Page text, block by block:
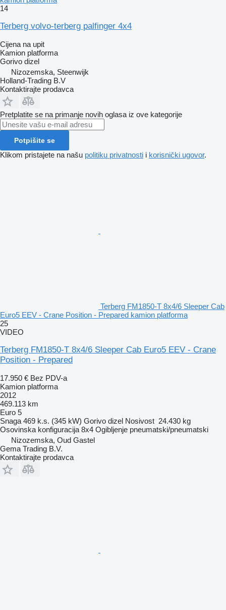
14
Terberg volvo-terberg palfinger 4x4
Cijena na upit
Kamion platforma
Gorivo dizel
Nizozemska, Steenwijk
Holland-Trading B.V
Kontaktirajte prodavca
Pretplatite se na primanje novih oglasa iz ove kategorije
Potpišite se
Klikom pristajete na našu politiku privatnosti i korisnički ugovor.
Terberg FM1850-T 8x4/6 Sleeper Cab
Euro5 EEV - Crane Position - Prepared kamion platforma
25
VIDEO
Terberg FM1850-T 8x4/6 Sleeper Cab Euro5 EEV - Crane
Position - Prepared
17.950 € Bez PDV-a
Kamion platforma
2012
469.113 km
Euro 5
Snaga 469 k.s. (345 kW) Gorivo dizel Nosivost 24.430 kg
Osovinska konfiguracija 8x4 Ogibljenje pneumatski/pneumatski
Nizozemska, Oud Gastel
Gema Trading B.V.
Kontaktirajte prodavca